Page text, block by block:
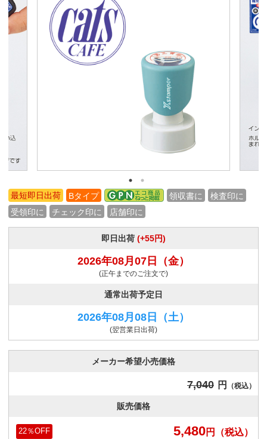
最短即日出荷 Bタイプ 領収書に
検査印に
受領印に
チェック印に 店舗印に
即日出荷 (+55円)
2026年08月07日 （金）
(正午までのご注文で)
通常出荷予定日
2026年08月08日 （土）
(翌営業日出荷)
メーカー希望小売価格
7,040 円 （税込）
販売価格
5,480円 （税込）
22％OFF